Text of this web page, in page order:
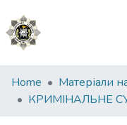
Communities
&
Home